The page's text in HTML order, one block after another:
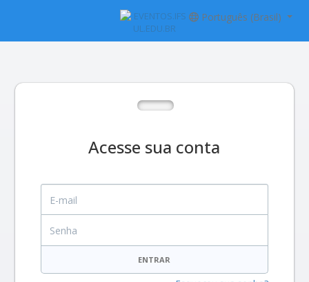
Português (Brasil)
Acesse sua conta
E-mail
ENTRAR